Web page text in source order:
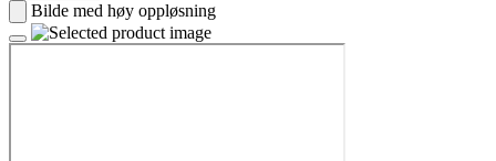
Bilde med høy oppløsning